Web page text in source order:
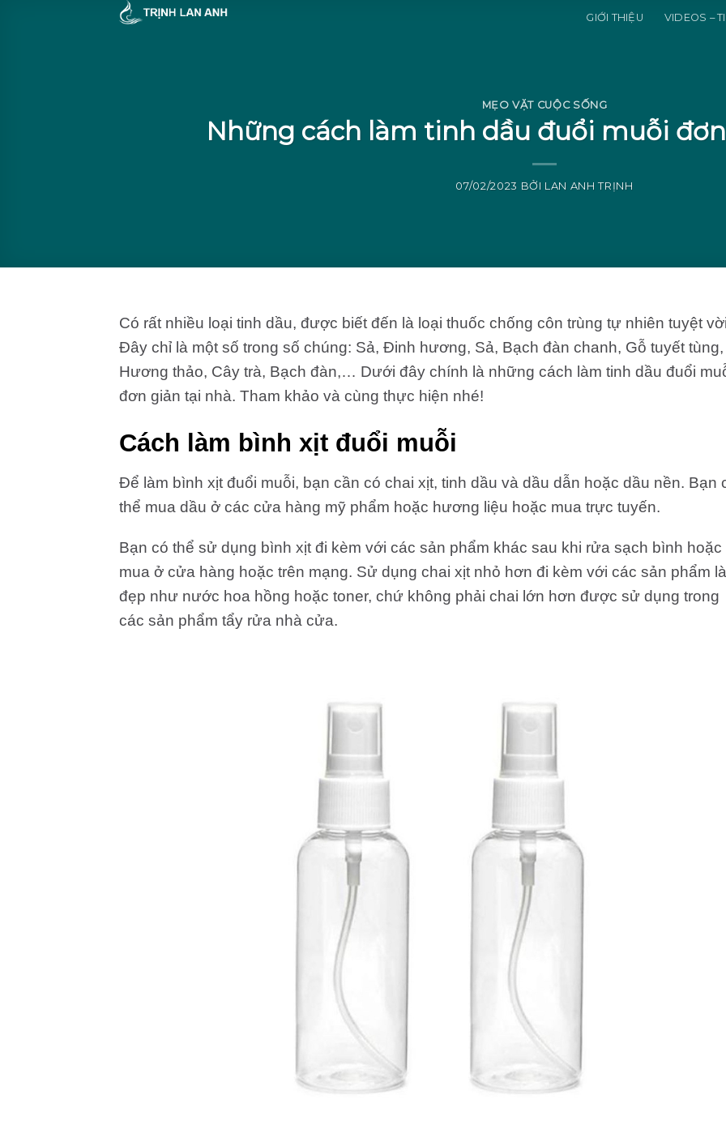
GIỚI THIỆU VIDEOS –
MẸO VẶT CUỘC SỐNG
Những cách làm tinh dầu đuổi muỗi
07/02/2023 BỞI LAN ANH TRỊNH
Có rất nhiều loại tinh dầu, được biết đến là loại thuốc chống côn trùng tự nhiên tuyệt
Đây chỉ là một số trong số chúng: Sả, Đinh hương, Sả, Bạch đàn chanh, Gỗ tuyết tùng,
Hương thảo, Cây trà, Bạch đàn,… Dưới đây chính là những cách làm tinh dầu đuổi
đơn giản tại nhà. Tham khảo và cùng thực hiện nhé!
Cách làm bình xịt đuổi muỗi
Để làm bình xịt đuổi muỗi, bạn cần có chai xịt, tinh dầu và dầu dẫn hoặc dầu nền. Bạn
thể mua dầu ở các cửa hàng mỹ phẩm hoặc hương liệu hoặc mua trực tuyến.
Bạn có thể sử dụng bình xịt đi kèm với các sản phẩm khác sau khi rửa sạch bình hoặc
mua ở cửa hàng hoặc trên mạng. Sử dụng chai xịt nhỏ hơn đi kèm với các sản phẩm
đẹp như nước hoa hồng hoặc toner, chứ không phải chai lớn hơn được sử dụng trong
các sản phẩm tẩy rửa nhà cửa.